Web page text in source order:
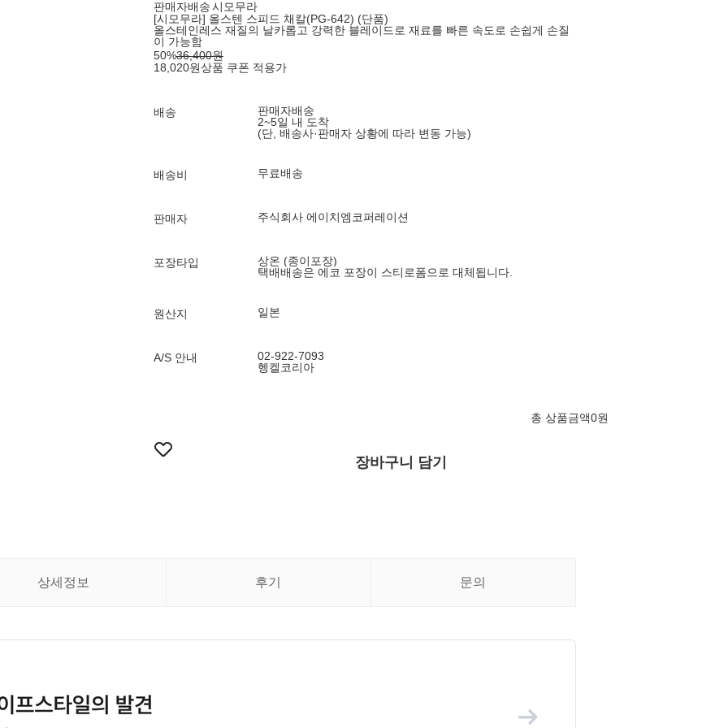
판매자배송시모무라
[시모무라] 올스텐 스피드 채칼(PG-642) (단품)
올스테인레스 재질의 날카롭고 강력한 블레이드로 재료를 빠른 속도로 손쉽게 손질
이 가능함
50%36,400원
18,020원상품 쿠폰 적용가
배송
판매자배송
2~5일 내 도착
(단, 배송사·판매자 상황에 따라 변동 가능)
배송비 무료배송
판매자 주식회사 에이치엠코퍼레이션
포장타입
상온 (종이포장)
택배배송은 에코 포장이 스티로폼으로 대체됩니다.
원산지 일본
A/S 안내
02-922-7093
헹켈코리아
총 상품금액0원
장바구니 담기
상세정보 후기 문의